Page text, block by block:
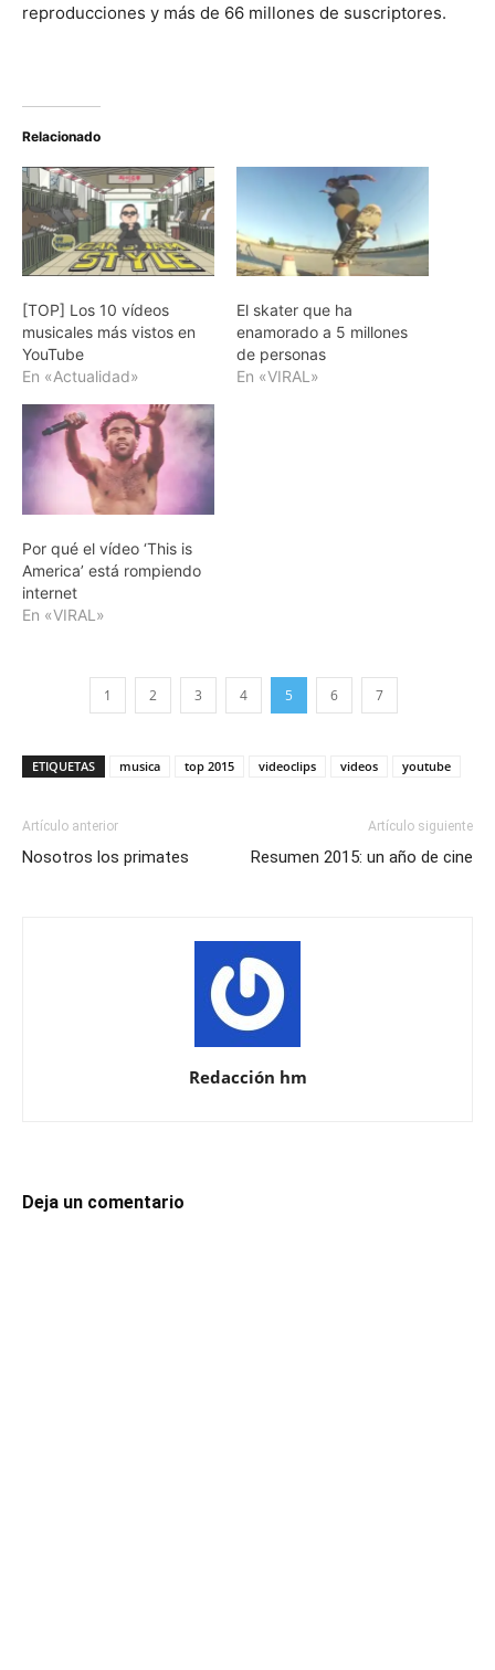
reproducciones y más de 66 millones de suscriptores.
Relacionado
[TOP] Los 10 vídeos
musicales más vistos en
YouTube
En «Actualidad»
El skater que ha
enamorado a 5 millones
de personas
En «VIRAL»
Por qué el vídeo ‘This is
America’ está rompiendo
internet
En «VIRAL»
1 2 3 4 5 6 7
ETIQUETAS musica top 2015 videoclips videos youtube
Artículo anterior
Nosotros los primates
Artículo siguiente
Resumen 2015: un año de cine
Redacción hm
Deja un comentario